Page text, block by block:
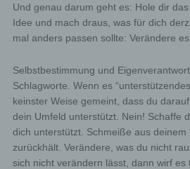
Und genau darum geht es: Hole dir
Idee und mach draus, was für dich
mal anders passen sollte: Verändere
Selbstbestimmung und
Schlagworte. Wenn es
keinster Weise gemeint, dass du
dein Umfeld unterstützt. Nein! Schaffe
dich unterstützt. Schmeiße aus deinem
zurückhält. Verändere, was du nicht
sich nicht verändern lässt, dann wirf es